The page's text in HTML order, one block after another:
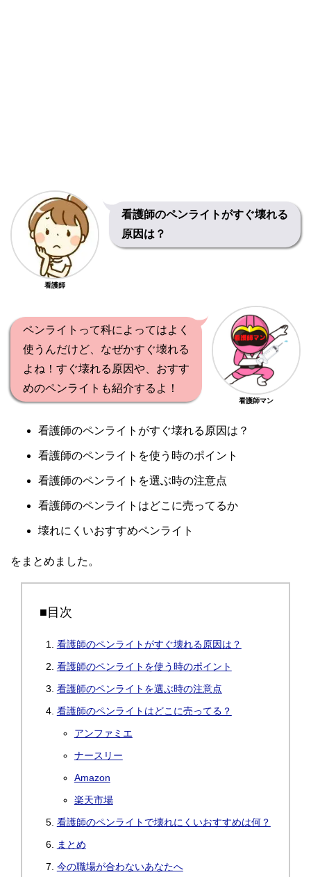
看護師
看護師のペンライトがすぐ壊れる
原因は？
ペンライトって科によってはよく
使うんだけど、なぜかすぐ壊れる
よね！すぐ壊れる原因や、おすす
めのペンライトも紹介するよ！
看護師マン
看護師のペンライトがすぐ壊れる原因は？
看護師のペンライトを使う時のポイント
看護師のペンライトを選ぶ時の注意点
看護師のペンライトはどこに売ってるか
壊れにくいおすすめペンライト
をまとめました。
■目次
看護師のペンライトがすぐ壊れる原因は？
看護師のペンライトを使う時のポイント
看護師のペンライトを選ぶ時の注意点
看護師のペンライトはどこに売ってる？
アンファミエ
ナースリー
Amazon
楽天市場
看護師のペンライトで壊れにくいおすすめは何？
まとめ
今の職場が合わないあなたへ